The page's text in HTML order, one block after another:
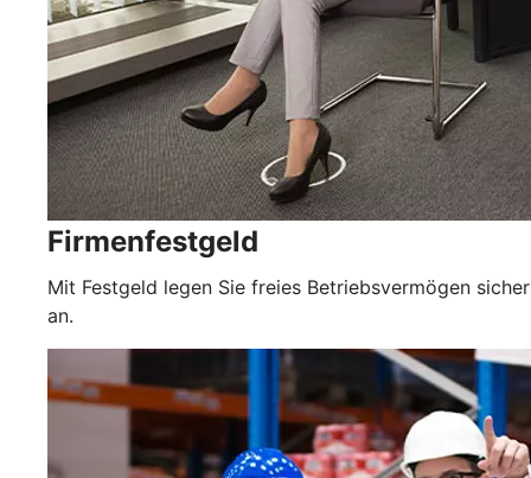
Firmenfestgeld
Mit Festgeld legen Sie freies Betriebsvermögen sicher
an.